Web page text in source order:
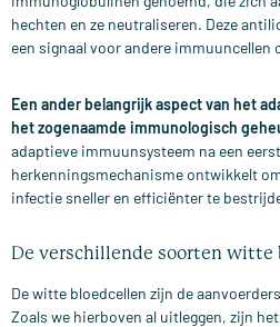
hechten en ze neutraliseren. Deze
een signaal voor andere immuuncellen
Een ander belangrijk aspect van het
het zogenaamde immunologisch
adaptieve immuunsysteem na een
herkenningsmechanisme ontwikkelt
infectie sneller en efficiënter te
De verschillende soorten witte
De witte bloedcellen zijn de
Zoals we hierboven al uitleggen, zijn